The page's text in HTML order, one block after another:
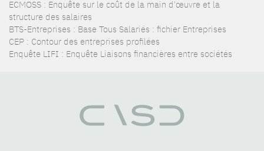
ECMOSS : Enquête sur le coût de la main d'œuvre et la
structure des salaires
BTS-Entreprises : Base Tous Salariés : fichier Entreprises
CEP : Contour des entreprises profilées
Enquête LIFI : Enquête Liaisons financières entre sociétés